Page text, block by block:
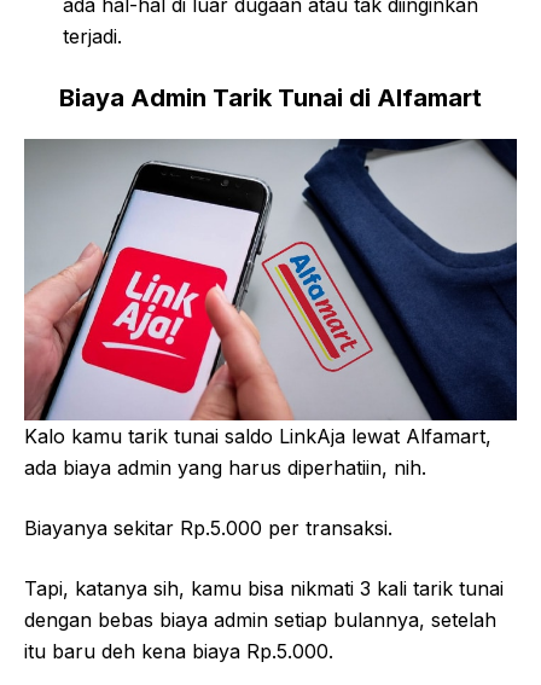
terjadi.
Biaya Admin Tarik Tunai di Alfamart
Kalo kamu tarik tunai saldo LinkAja lewat Alfamart,
ada biaya admin yang harus diperhatiin, nih.
Biayanya sekitar Rp.5.000 per transaksi.
Tapi, katanya sih, kamu bisa nikmati 3 kali tarik tunai
dengan bebas biaya admin setiap bulannya, setelah
itu baru deh kena biaya Rp.5.000.